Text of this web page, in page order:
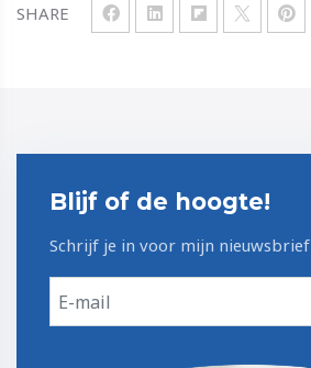
SHARE
Blijf of de hoogte!
Schrijf je in voor mijn nieuwsbrief